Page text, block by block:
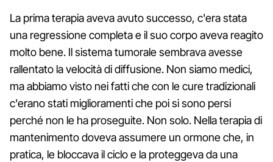
La prima terapia aveva avuto successo, c'era stata
una regressione completa e il suo corpo aveva reagito
molto bene. Il sistema tumorale sembrava avesse
rallentato la velocità di diffusione. Non siamo medici,
ma abbiamo visto nei fatti che con le cure tradizionali
c'erano stati miglioramenti che poi si sono persi
perché non le ha proseguite. Non solo. Nella terapia di
mantenimento doveva assumere un ormone che, in
pratica, le bloccava il ciclo e la proteggeva da una